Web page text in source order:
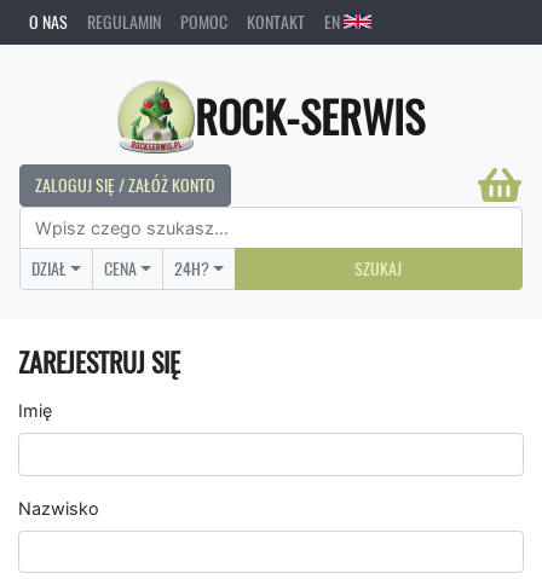
O NAS REGULAMIN POMOC KONTAKT EN
ROCK-SERWIS
ZALOGUJ SIĘ / ZAŁÓŻ KONTO
DZIAŁ CENA 24H? SZUKAJ
ZAREJESTRUJ SIĘ
Imię
Nazwisko